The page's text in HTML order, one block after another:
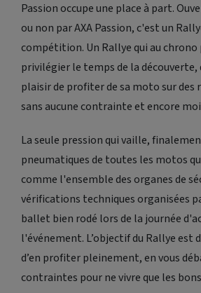
Passion occupe une place à part.
ou non par AXA Passion, c'est un
compétition. Un Rallye qui au
privilégier le temps de la découverte,
plaisir de profiter de sa moto sur des
sans aucune contrainte et encore
La seule pression qui vaille,
pneumatiques de toutes les motos
comme l'ensemble des organes de
vérifications techniques organisées
ballet bien rodé lors de la journée
l'événement. L’objectif du Rallye est
d’en profiter pleinement, en vous
contraintes pour ne vivre que les